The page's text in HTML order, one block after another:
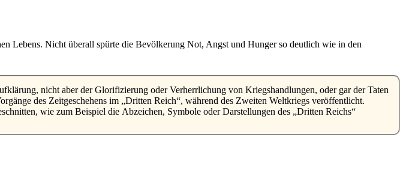
Lebens. Nicht überall spürte die Bevölkerung Not, Angst und Hunger so deutlich wie in den
des Zeitgeschehens im
Dritten Reich , während des Zweiten Weltkriegs veröffentlicht.
wie zum Beispiel die Abzeichen, Symbole oder Darstellungen des
Dritten Reichs